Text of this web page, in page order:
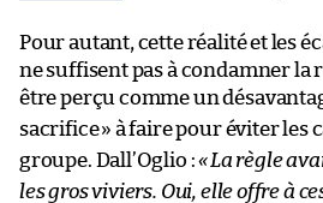
Pour autant, cette réalité et les
ne suffisent pas à condamner la
être perçu comme un
sacrifice» à faire pour éviter les
groupe. Dall’Oglio :«La règle
les gros viviers. Oui, elle offre à